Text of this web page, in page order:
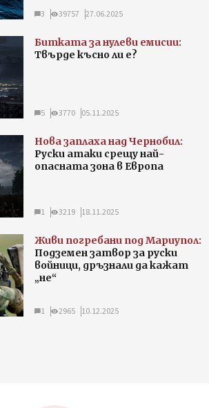
3 39757 27.06.2025
Битката за нулеви емисии:
Твърде късно ли е?
5 3770 05.11.2025
Нова заплаха над Чернобил:
Руски атаки срещу най-
опасната зона в Европа
1 3219 18.11.2025
Живи погребани под Мариупол:
Подземен затвор за руски
войници, дръзнали да кажат
„не“
1 2965 10.12.2025